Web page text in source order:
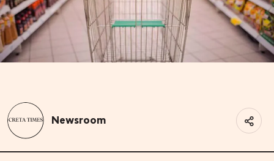
Newsroom